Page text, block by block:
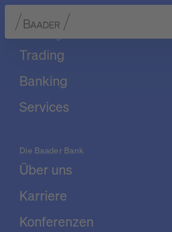
Trading
Banking
Services
Die Baader Bank
Über uns
Karriere
Konferenzen